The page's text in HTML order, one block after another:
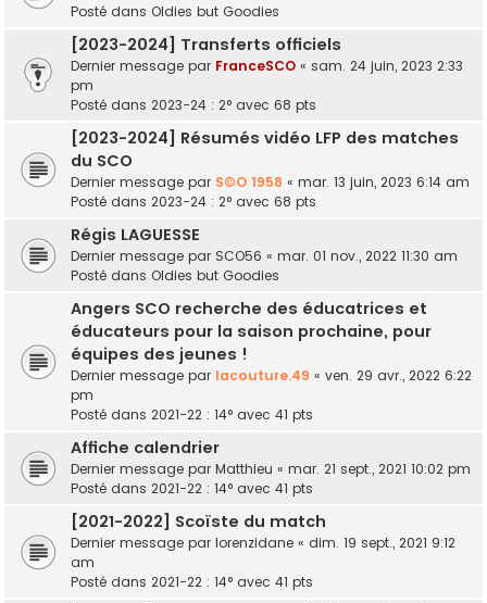
Posté dans Oldies but Goodies
[2023-2024] Transferts officiels
Dernier message par FranceSCO « sam. 24 juin, 2023 2:33
pm
Posté dans 2023-24 : 2° avec 68 pts
[2023-2024] Résumés vidéo LFP des matches
du SCO
Dernier message par S©O 1958 « mar. 13 juin, 2023 6:14 am
Posté dans 2023-24 : 2° avec 68 pts
Régis LAGUESSE
Dernier message par SCO56 « mar. 01 nov., 2022 11:30 am
Posté dans Oldies but Goodies
Angers SCO recherche des éducatrices et
éducateurs pour la saison prochaine, pour
équipes des jeunes !
Dernier message par lacouture.49 « ven. 29 avr., 2022 6:22
pm
Posté dans 2021-22 : 14° avec 41 pts
Affiche calendrier
Dernier message par Matthieu « mar. 21 sept., 2021 10:02 pm
Posté dans 2021-22 : 14° avec 41 pts
[2021-2022] Scoïste du match
Dernier message par lorenzidane « dim. 19 sept., 2021 9:12
am
Posté dans 2021-22 : 14° avec 41 pts